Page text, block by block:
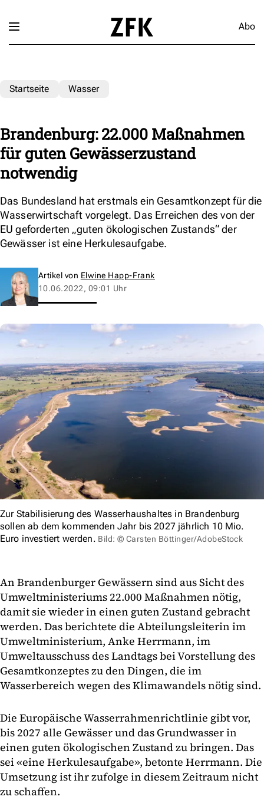
Abo
Startseite Wasser
Brandenburg: 22.000 Maßnahmen
für guten Gewässerzustand
notwendig
Das Bundesland hat erstmals ein Gesamtkonzept für die
Wasserwirtschaft vorgelegt. Das Erreichen des von der
EU geforderten „guten ökologischen Zustands“ der
Gewässer ist eine Herkulesaufgabe.
Artikel von Elwine Happ-Frank
10.06.2022, 09:01 Uhr
Zur Stabilisierung des Wasserhaushaltes in Brandenburg
sollen ab dem kommenden Jahr bis 2027 jährlich 10 Mio.
Euro investiert werden. Bild: © Carsten Böttinger/AdobeStock
An Brandenburger Gewässern sind aus Sicht des
Umweltministeriums 22.000 Maßnahmen nötig,
damit sie wieder in einen guten Zustand gebracht
werden. Das berichtete die Abteilungsleiterin im
Umweltministerium, Anke Herrmann, im
Umweltausschuss des Landtags bei Vorstellung des
Gesamtkonzeptes zu den Dingen, die im
Wasserbereich wegen des Klimawandels nötig sind.
Die Europäische Wasserrahmenrichtlinie gibt vor,
bis 2027 alle Gewässer und das Grundwasser in
einen guten ökologischen Zustand zu bringen. Das
sei «eine Herkulesaufgabe», betonte Herrmann. Die
Umsetzung ist ihr zufolge in diesem Zeitraum nicht
zu schaffen.